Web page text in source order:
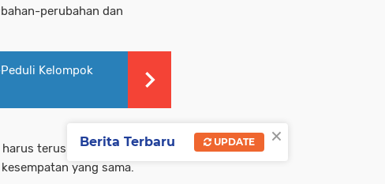
perubahan dan
Kelompok
terus diperhatikan. Dia
yang sama.
×
Berita Terbaru UPDATE